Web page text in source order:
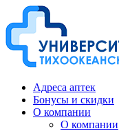
Адреса аптек
Бонусы и скидки
О компании
О компании